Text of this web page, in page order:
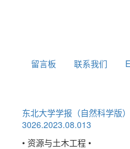
留言板 联系我们
东北大学学报（自然科学版）
3026.2023.08.013
• 资源与土木工程 •